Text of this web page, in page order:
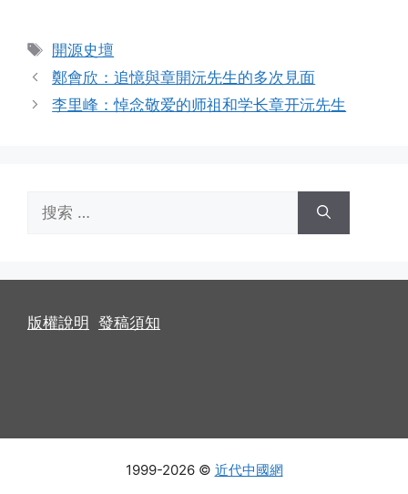
标
签
開源史壇
鄭會欣：追憶與章開沅先生的多次見面
李里峰：悼念敬爱的师祖和学长章开沅先生
版權說明 發稿須知
1999-2026 © 近代中國網